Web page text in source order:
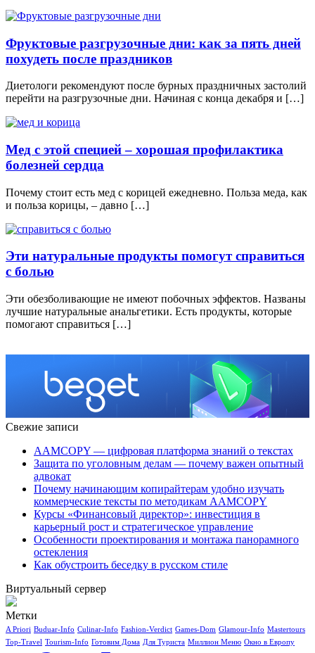
Фруктовые разгрузочные дни: как за пять дней
похудеть после праздников
Диетологи рекомендуют после бурных праздничных застолий
перейти на разгрузочные дни. Начиная с конца декабря и […]
Мед с этой специей – хорошая профилактика
болезней сердца
Почему стоит есть мед с корицей ежедневно. Польза меда, как
и польза корицы, – давно […]
Эти натуральные продукты помогут справиться
с болью
Эти обезболивающие не имеют побочных эффектов. Названы
лучшие натуральные анальгетики. Есть продукты, которые
помогают справиться […]
Свежие записи
AAMCOPY — цифровая платформа знаний о текстах
Защита по уголовным делам — почему важен опытный
адвокат
Почему начинающим копирайтерам удобно изучать
коммерческие тексты по методикам AAMCOPY
Курсы «Финансовый директор»: инвестиция в
карьерный рост и стратегическое управление
Особенности проектирования и монтажа панорамного
остекления
Как обустроить беседку в русском стиле
Виртуальный сервер
Метки
A Priori Buduar-Info Culinar-Info Fashion-Verdict Games-Dom Glamour-Info Mastertours
Top-Travel Tourism-Info Готовим Дома Для Туриста Миллион Меню Окно в Европу